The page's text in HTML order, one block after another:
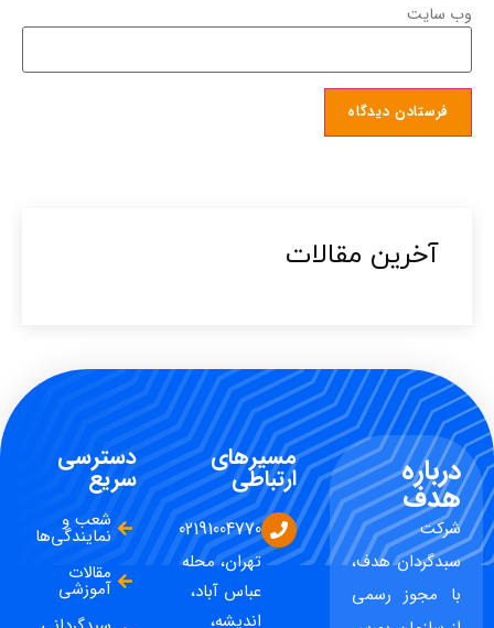
وب‌ سایت
آخرین مقالات​
درباره
هدف
شرکت
سبدگردان هدف،
با مجوز رسمی
مسیرهای
ارتباطی
02191004770
تهران، محله
عباس آباد،
اندیشه،
دسترسی
سریع
شعب و
نمایندگی‌ها
مقالات
آموزشی